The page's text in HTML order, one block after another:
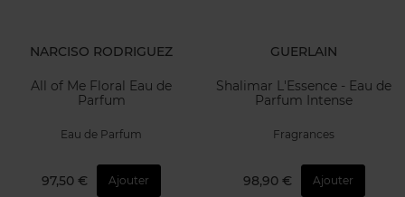
NARCISO RODRIGUEZ
All of Me Floral Eau de
Parfum
Eau de Parfum
97,50 € Ajouter
GUERLAIN
Shalimar L'Essence - Eau de
Parfum Intense
Fragrances
98,90 € Ajouter